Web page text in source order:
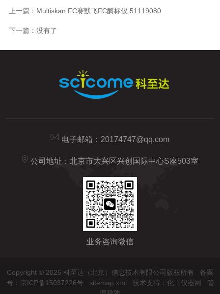
上一篇： Multiskan FC赛默飞FC酶标仪 51119080
下一篇：没有了
电子邮箱： 20174747@qq.com
公司地址：北京市大兴区兴创国际中心S座503室
业务咨询微信
Copyright © 2026 科至达（北京）信息技术有限公司版权所有 备案
号：京ICP备15037226号
sitemap.xml 技术支持： 化工仪器网
管